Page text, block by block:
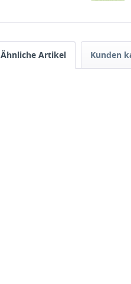
Ähnliche Artikel Kunden